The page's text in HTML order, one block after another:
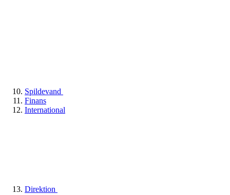
Spildevand
Finans
International
Direktion